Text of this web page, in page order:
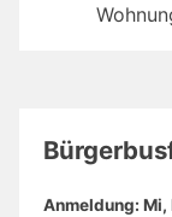
Anmeldung: Mi,